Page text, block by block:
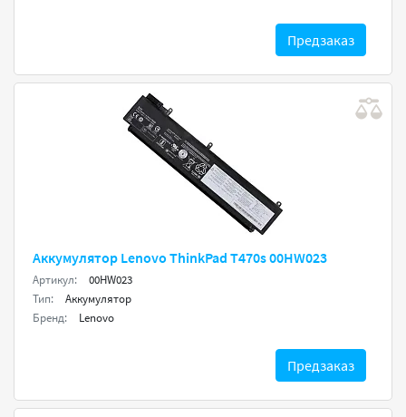
Предзаказ
Аккумулятор Lenovo ThinkPad T470s 00HW023
Артикул:
00HW023
Тип:
Аккумулятор
Бренд:
Lenovo
Предзаказ